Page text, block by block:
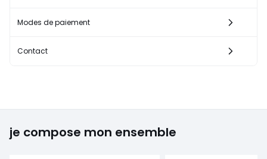
Modes de paiement
Contact
je compose mon ensemble